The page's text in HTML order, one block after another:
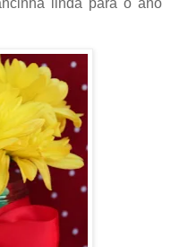
linda para o ano